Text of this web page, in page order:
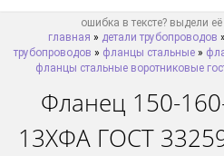
ошибка в тексте? выдели
главная » детали трубопроводов »
трубопроводов » фланцы стальные »
фланцы стальные воротниковые
Фланец 150-
13ХФА ГОСТ